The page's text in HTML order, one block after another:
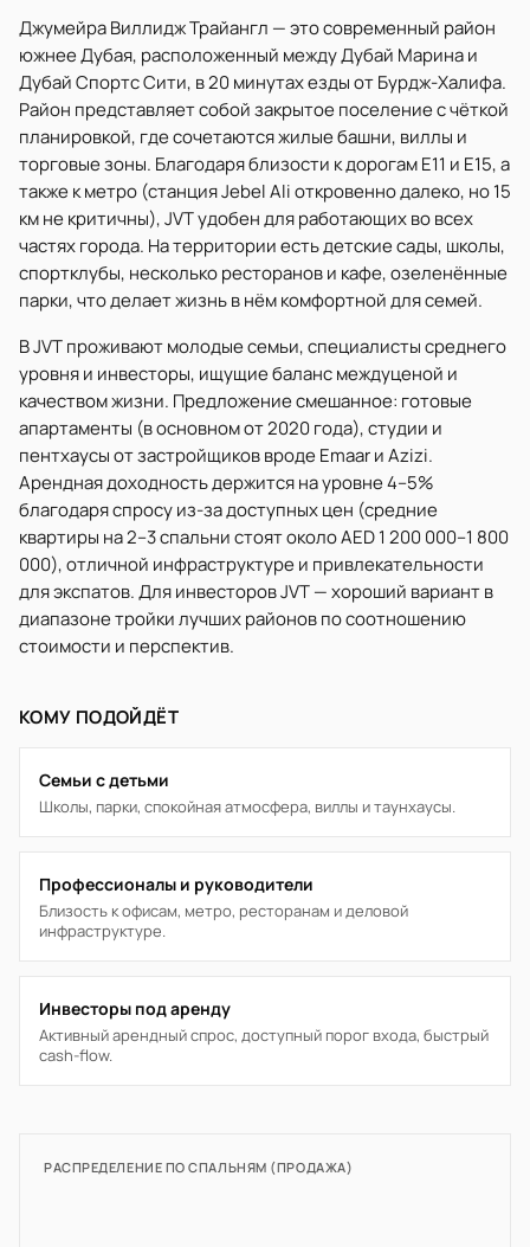
Джумейра Виллидж Трайангл — это современный район
южнее Дубая, расположенный между Дубай Марина и
Дубай Спортс Сити, в 20 минутах езды от Бурдж-Халифа.
Район представляет собой закрытое поселение с чёткой
планировкой, где сочетаются жилые башни, виллы и
торговые зоны. Благодаря близости к дорогам E11 и E15, а
также к метро (станция Jebel Ali откровенно далеко, но 15
км не критичны), JVT удобен для работающих во всех
частях города. На территории есть детские сады, школы,
спортклубы, несколько ресторанов и кафе, озеленённые
парки, что делает жизнь в нём комфортной для семей.
В JVT проживают молодые семьи, специалисты среднего
уровня и инвесторы, ищущие баланс междуценой и
качеством жизни. Предложение смешанное: готовые
апартаменты (в основном от 2020 года), студии и
пентхаусы от застройщиков вроде Emaar и Azizi.
Арендная доходность держится на уровне 4–5%
благодаря спросу из-за доступных цен (средние
квартиры на 2–3 спальни стоят около AED 1 200 000–1 800
000), отличной инфраструктуре и привлекательности
для экспатов. Для инвесторов JVT — хороший вариант в
диапазоне тройки лучших районов по соотношению
стоимости и перспектив.
КОМУ ПОДОЙДЁТ
Семьи с детьми
Школы, парки, спокойная атмосфера, виллы и таунхаусы.
Профессионалы и руководители
Близость к офисам, метро, ресторанам и деловой
инфраструктуре.
Инвесторы под аренду
Активный арендный спрос, доступный порог входа, быстрый
cash-flow.
РАСПРЕДЕЛЕНИЕ ПО СПАЛЬНЯМ (ПРОДАЖА)